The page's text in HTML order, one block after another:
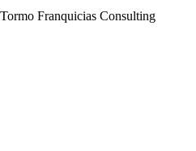
Franquicias Consulting